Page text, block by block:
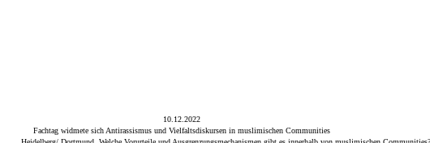
10.12.2022
Fachtag widmete sich Antirassismus und Vielfaltsdiskursen in muslimischen Communities